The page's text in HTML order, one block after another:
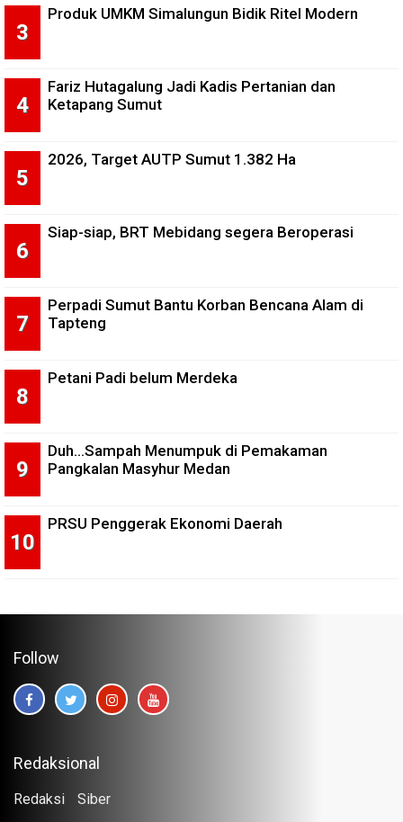
Produk UMKM Simalungun Bidik Ritel Modern
Fariz Hutagalung Jadi Kadis Pertanian dan
Ketapang Sumut
2026, Target AUTP Sumut 1.382 Ha
Siap-siap, BRT Mebidang segera Beroperasi
Perpadi Sumut Bantu Korban Bencana Alam di
Tapteng
Petani Padi belum Merdeka
Duh...Sampah Menumpuk di Pemakaman
Pangkalan Masyhur Medan
PRSU Penggerak Ekonomi Daerah
Follow
Redaksional
Redaksi Siber